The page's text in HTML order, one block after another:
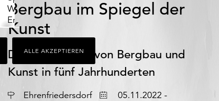
Webseiten-
Erlebnis
zu
bieten.
Dazu
zählen
Cookies,
für
ALLE AKZEPTIEREN
Bergbau im Spiegel der
Kunst
Die Verbindung von Bergbau und
Kunst in fünf Jahrhunderten
Ort Ehrenfriedersdorf Datum05.11.2022 -